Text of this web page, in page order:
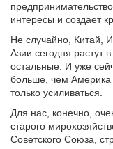
интересы и создает
Не случайно, Китай,
Азии сегодня растут
остальные. И уже
больше, чем Америка
только усиливаться.
Для нас, конечно,
старого
Советского Союза,